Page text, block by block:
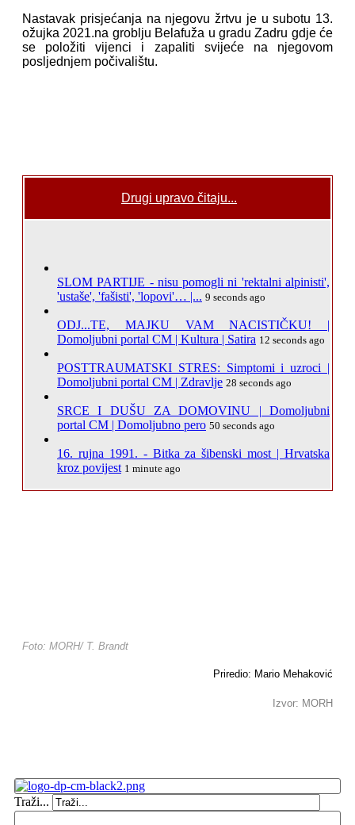
Nastavak prisjećanja na njegovu žrtvu je u subotu 13.
ožujka 2021.na groblju Belafuža u gradu Zadru gdje će
se položiti vijenci i zapaliti svijeće na njegovom
posljednjem počivalištu.
Drugi upravo čitaju...
SLOM PARTIJE - nisu pomogli ni 'rektalni alpinisti',
'ustaše', 'fašisti', 'lopovi'… |... 9 seconds ago
ODJ...TE, MAJKU VAM NACISTIČKU! |
Domoljubni portal CM | Kultura | Satira 12 seconds ago
POSTTRAUMATSKI STRES: Simptomi i uzroci |
Domoljubni portal CM | Zdravlje 28 seconds ago
SRCE I DUŠU ZA DOMOVINU | Domoljubni
portal CM | Domoljubno pero 50 seconds ago
16. rujna 1991. - Bitka za šibenski most | Hrvatska
kroz povijest 1 minute ago
Foto: MORH/ T. Brandt
Priredio: Mario Mehaković
Izvor: MORH
Traži...